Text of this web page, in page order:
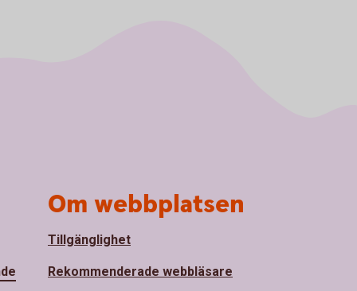
Om webbplatsen
Tillgänglighet
Rekommenderade webbläsare